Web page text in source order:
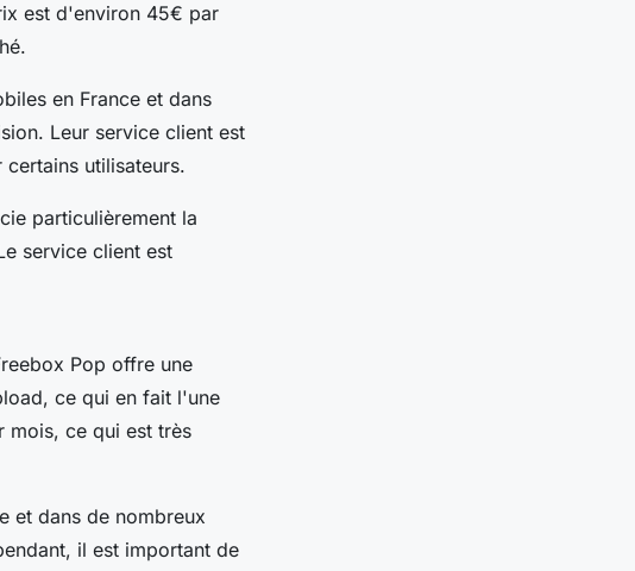
est d'environ 45€ par
en France et dans
Leur service client est
utilisateurs.
particulièrement la
service client est
Pop offre une
ce qui en fait l'une
mois, ce qui est très
et dans de nombreux
il est important de